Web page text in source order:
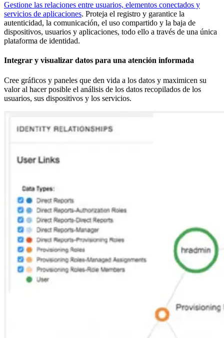
Gestione las relaciones entre usuarios, elementos conectados y
servicios de aplicaciones. Proteja el registro y garantice la
autenticidad, la comunicación, el uso compartido y la baja de
dispositivos, usuarios y aplicaciones, todo ello a través de una única
plataforma de identidad.
Integrar y visualizar datos para una atención informada
Cree gráficos y paneles que den vida a los datos y maximicen su
valor al hacer posible el análisis de los datos recopilados de los
usuarios, sus dispositivos y los servicios.